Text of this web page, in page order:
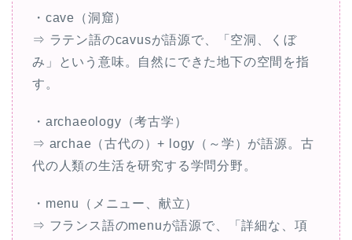
・cave（洞窟）
⇒ ラテン語のcavusが語源で、「空洞、くぼ
み」という意味。自然にできた地下の空間を指
す。
・archaeology（考古学）
⇒ archae（古代の）+ logy（～学）が語源。古
代の人類の生活を研究する学問分野。
・menu（メニュー、献立）
⇒ フランス語のmenuが語源で、「詳細な、項